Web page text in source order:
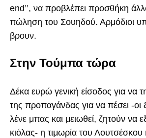
end’’, να προβλέπει προσθήκη
πώληση του Σουηδού. Αρμόδιοι
βρουν.
Στην Τούμπα τώρα
Δέκα ευρώ γενική είσοδος για να
της προπαγάνδας για να πέσει -οι
λένε μπας και μειωθεί, ζητούν να
κιόλας- η τιμωρία του